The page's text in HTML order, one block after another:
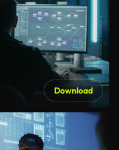
Download